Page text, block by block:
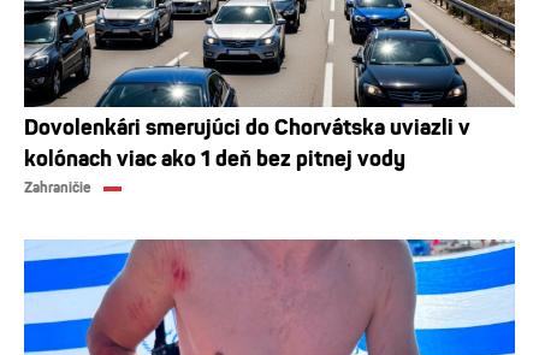
Dovolenkári smerujúci do Chorvátska uviazli v
kolónach viac ako 1 deň bez pitnej vody
Zahraničie